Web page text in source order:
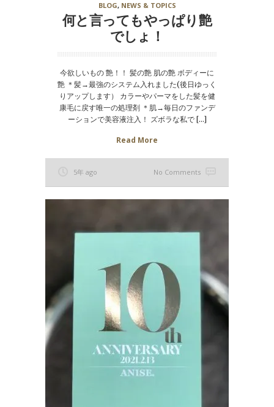
BLOG, NEWS & TOPICS
何と言ってもやっぱり艶
でしょ！
今欲しいもの 艶！！ 髪の艶 肌の艶 ボディーに
艶 ＊髪→最強のシステム入れました(後日ゆっく
りアップします） カラーやパーマをした髪を健
康毛に戻す唯一の処理剤 ＊肌→毎日のファンデ
ーションで美容液注入！ ズボラな私で […]
Read More
5年 ago No Comments